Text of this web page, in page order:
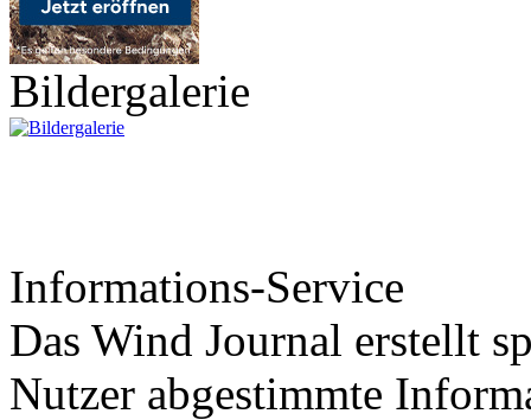
Bildergalerie
Informations-Service
Das Wind Journal erstellt
Nutzer abgestimmte